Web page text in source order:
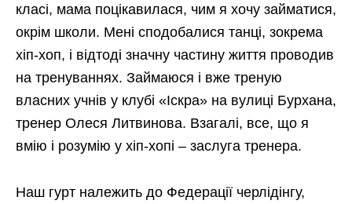
класі, мама поцікавилася, чим я хочу займатися,
окрім школи. Мені сподобалися танці, зокрема
хіп-хоп, і відтоді значну частину життя проводив
на тренуваннях. Займаюся і вже треную
власних учнів у клубі «Іскра» на вулиці Бурхана,
тренер Олеся Литвинова. Взагалі, все, що я
вмію і розумію у хіп-хопі – заслуга тренера.
Наш гурт належить до Федерації черлідінгу,